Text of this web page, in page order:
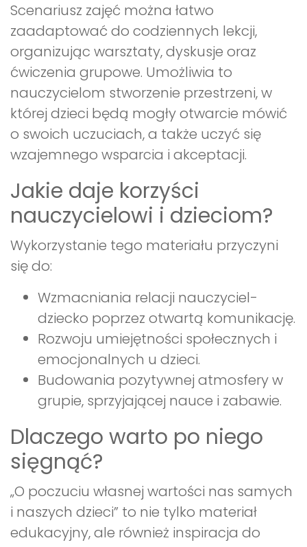
Scenariusz zajęć można łatwo
zaadaptować do codziennych lekcji,
organizując warsztaty, dyskusje oraz
ćwiczenia grupowe. Umożliwia to
nauczycielom stworzenie przestrzeni, w
której dzieci będą mogły otwarcie mówić
o swoich uczuciach, a także uczyć się
wzajemnego wsparcia i akceptacji.
Jakie daje korzyści
nauczycielowi i dzieciom?
Wykorzystanie tego materiału przyczyni
się do:
Wzmacniania relacji nauczyciel-
dziecko poprzez otwartą komunikację.
Rozwoju umiejętności społecznych i
emocjonalnych u dzieci.
Budowania pozytywnej atmosfery w
grupie, sprzyjającej nauce i zabawie.
Dlaczego warto po niego
sięgnąć?
„O poczuciu własnej wartości nas samych
i naszych dzieci” to nie tylko materiał
edukacyjny, ale również inspiracja do